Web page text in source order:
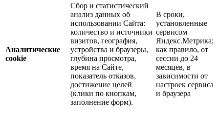
Аналитические
cookie
Сбор и статистический
анализ данных об
использовании Сайта:
количество и источники
визитов, география,
устройства и браузеры,
глубина просмотра,
время на Сайте,
показатель отказов,
достижение целей
(клики по кнопкам,
заполнение форм).
В сроки,
установленные
сервисом
Яндекс.Метрика;
как правило, от
сессии до 24
месяцев, в
зависимости от
настроек сервиса
и браузера